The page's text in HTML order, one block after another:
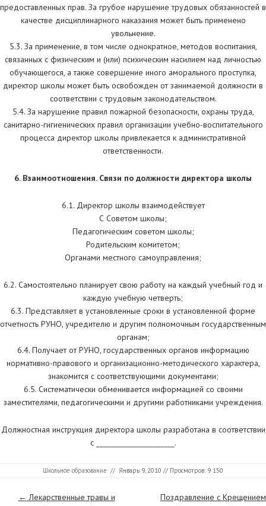
предоставленных прав. За грубое нарушение трудовых обязанностей в
качестве дисциплинарного наказания может быть применено
увольнение.
5.3. За применение, в том числе однократное, методов воспитания,
связанных с физическим и (или) психическим насилием над личностью
обучающегося, а также совершение иного аморального проступка,
директор школы может быть освобожден от занимаемой должности в
соответствии с трудовым законодательством.
5.4. За нарушение правил пожарной безопасности, охраны труда,
санитарно-гигиенических правил организации учебно-воспитательного
процесса директор школы привлекается к административной
ответственности.
6. Взаимоотношения. Связи по должности директора школы
6.1. Директор школы взаимодействует
С Советом школы;
Педагогическим советом школы;
Родительским комитетом;
Органами местного самоуправления;
6.2. Самостоятельно планирует свою работу на каждый учебный год и
каждую учебную четверть;
6.3. Представляет в установленные сроки в установленной форме
отчетность РУНО, учредителю и другим полномочным государственным
органам;
6.4. Получает от РУНО, государственных органов информацию
нормативно-правового и организационно-методического характера,
знакомится с соответствующими документами;
6.5. Систематически обменивается информацией со своими
заместителями, педагогическими и другими работниками учреждения.
Должностная инструкция директора школы разработана в соответствии
с ______________________.
Школьное образование // Январь 9, 2010 // Просмотров: 9 150
Страницы
← Лекарственные травы и Поздравление с Крещением